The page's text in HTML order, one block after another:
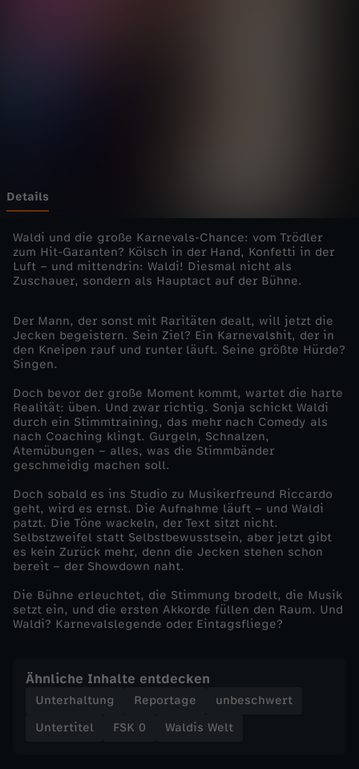
a
r
n
e
v
a
l
,
K
ö
l
s
h
u
Details
Waldi und die große Karnevals-Chance: vom Trödler
zum Hit-Garanten? Kölsch in der Hand, Konfetti in der
Luft – und mittendrin: Waldi! Diesmal nicht als
Zuschauer, sondern als Hauptact auf der Bühne.
Der Mann, der sonst mit Raritäten dealt, will jetzt die
Jecken begeistern. Sein Ziel? Ein Karnevalshit, der in
den Kneipen rauf und runter läuft. Seine größte Hürde?
Singen.
Doch bevor der große Moment kommt, wartet die harte
Realität: üben. Und zwar richtig. Sonja schickt Waldi
durch ein Stimmtraining, das mehr nach Comedy als
nach Coaching klingt. Gurgeln, Schnalzen,
Atemübungen – alles, was die Stimmbänder
geschmeidig machen soll.
Doch sobald es ins Studio zu Musikerfreund Riccardo
geht, wird es ernst. Die Aufnahme läuft – und Waldi
patzt. Die Töne wackeln, der Text sitzt nicht.
Selbstzweifel statt Selbstbewusstsein, aber jetzt gibt
es kein Zurück mehr, denn die Jecken stehen schon
bereit – der Showdown naht.
Die Bühne erleuchtet, die Stimmung brodelt, die Musik
setzt ein, und die ersten Akkorde füllen den Raum. Und
Waldi? Karnevalslegende oder Eintagsfliege?
Ähnliche Inhalte entdecken
Unterhaltung Reportage
unbeschwert
Untertitel
FSK 0 Waldis Welt